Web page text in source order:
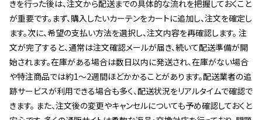
きを行った後は、注文から配送までの具体的な流れを把握しておくこと
が重要です。まず、購入したいカーテンをカートに追加し、注文を確定し
ます。次に、希望の支払い方法を選択し、注文内容を再確認します。 注
文が完了すると、通常は注文確認メールが届き、続いて配送準備が開
始されます。在庫がある場合は数日以内に発送され、在庫がない場合
や特注商品では約1～2週間ほどかかることがあります。配送業者の追
跡サービスが利用できる場合も多く、配送状況をリアルタイムで確認で
きます。 また、注文後の変更やキャンセルについても予め確認しておくと